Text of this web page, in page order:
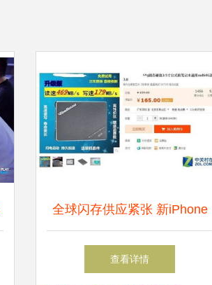
全球闪存供应紧张 新iPhone
涨价只是漫长硬件研发之旅的
查看详情